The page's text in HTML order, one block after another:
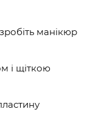
манікюр
і щіткою